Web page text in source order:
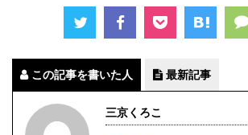
この記事を書いた人 最新記事
三京くろこ